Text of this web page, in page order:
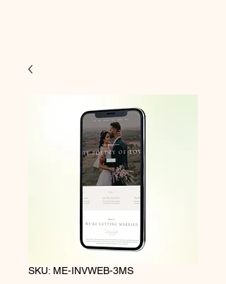
SKU: ME-INVWEB-3MS